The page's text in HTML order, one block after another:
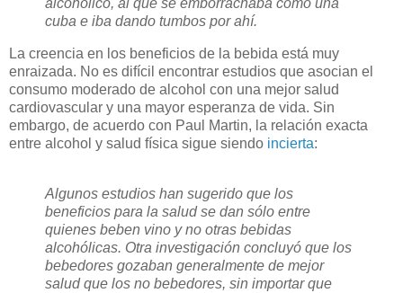
cuba e iba dando tumbos por ahí.
La creencia en los beneficios de la bebida está muy
enraizada. No es difícil encontrar estudios que asocian el
consumo moderado de alcohol con una mejor salud
cardiovascular y una mayor esperanza de vida. Sin
embargo, de acuerdo con Paul Martin, la relación exacta
entre alcohol y salud física sigue siendo incierta:
Algunos estudios han sugerido que los
beneficios para la salud se dan sólo entre
quienes beben vino y no otras bebidas
alcohólicas. Otra investigación concluyó que los
bebedores gozaban generalmente de mejor
salud que los no bebedores, sin importar que